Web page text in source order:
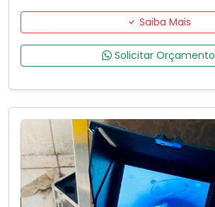
Saiba Mais
Solicitar Orçamento